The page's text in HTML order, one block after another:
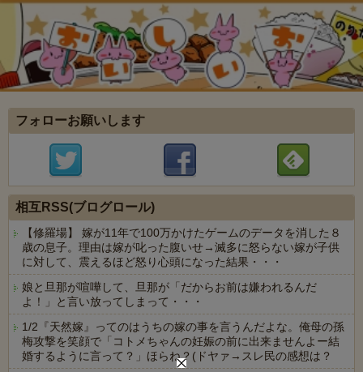
フォローお願いします
相互RSS(ブログロール)
【修羅場】 嫁が11年で100万かけたゲームのデータを消した８
歳の息子。理由は嫁が叱った腹いせ→滅多に怒らない嫁が子供
に対して、震えるほど怒り心頭になった結果・・・
娘と旦那が喧嘩して、旦那が「だからお前は嫌われるんだ
よ！」と言い放ってしまって・・・
1/2『天然嫁』ってのはうちの嫁の事を言うんだよな。俺母の孫
梅攻撃を笑顔で「コトメちゃんの妊娠の前に出来ませんよー結
婚するように言って？」ほらね？(ドヤァ→スレ民の感想は？